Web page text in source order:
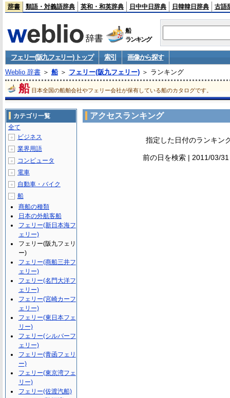
辞書 類語・対義語辞典 英和・和英辞典 日中中日辞典 日韓韓日辞典 古語
船
ランキング
フェリー(阪九フェリー) トップ 索引
画像から探す
Weblio 辞書＞ 船＞ フェリー(阪九フェリー)＞ ランキング
船 日本全国の船舶会社やフェリー会社が保有している船のカタログです。
アクセスランキング
指定した日付のランキン
前の日を検索 | 2011/03/
カテゴリ一覧
全て
＋ ビジネス
＋ 業界用語
＋ コンピュータ
＋ 電車
＋ 自動車・バイク
－
船
商船の種類
日本の外航客船
フェリー(新日本海フ
ェリー)
フェリー(阪九フェリ
ー)
フェリー(商船三井フ
ェリー)
フェリー(名門大洋フ
ェリー)
フェリー(宮崎カーフ
ェリー)
フェリー(東日本フェ
リー)
フェリー(シルバーフ
ェリー)
フェリー(青函フェリ
ー)
フェリー(東京湾フェ
リー)
フェリー(佐渡汽船)